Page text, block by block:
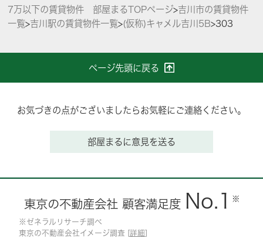
7万以下の賃貸物件 部屋まるTOPページ>吉川市の賃貸物件
一覧>吉川駅の賃貸物件一覧>(仮称)キャメル吉川5B>303
ページ先頭に戻る
お気づきの点がございましたらお気軽にご連絡ください。
部屋まるに意見を送る
東京の不動産会社 顧客満足度 No.1 ※
※ゼネラルリサーチ調べ
東京の不動産会社イメージ調査 [ 詳細